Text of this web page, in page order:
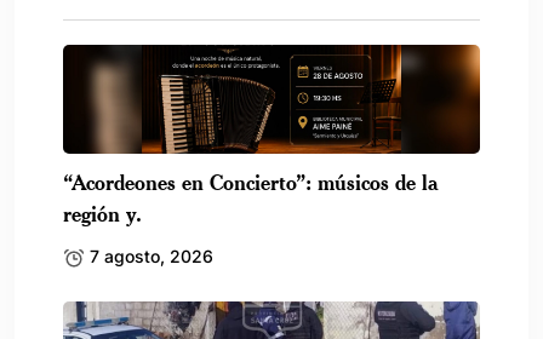
“Acordeones en Concierto”: músicos de la
región y.
7 agosto, 2026